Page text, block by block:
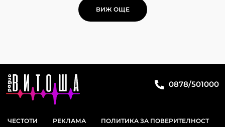
ВИЖ ОЩЕ
0878/501000
ЧЕСТОТИ РЕКЛАМА ПОЛИТИКА ЗА ПОВЕРИТЕЛНОСТ